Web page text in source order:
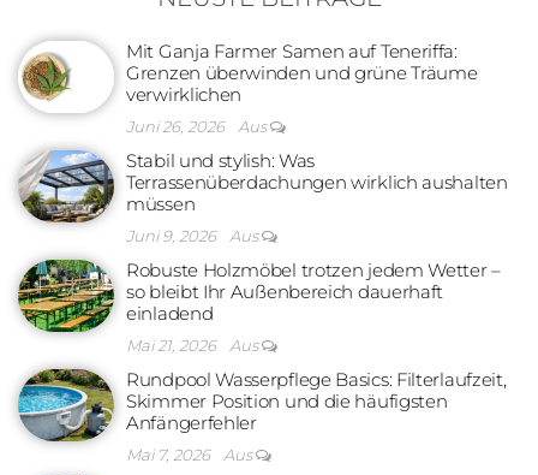
Mit Ganja Farmer Samen auf Teneriffa:
Grenzen überwinden und grüne Träume
verwirklichen
Juni 26, 2026 Aus
Stabil und stylish: Was
Terrassenüberdachungen wirklich aushalten
müssen
Juni 9, 2026 Aus
Robuste Holzmöbel trotzen jedem Wetter –
so bleibt Ihr Außenbereich dauerhaft
einladend
Mai 21, 2026 Aus
Rundpool Wasserpflege Basics: Filterlaufzeit,
Skimmer Position und die häufigsten
Anfängerfehler
Mai 7, 2026 Aus